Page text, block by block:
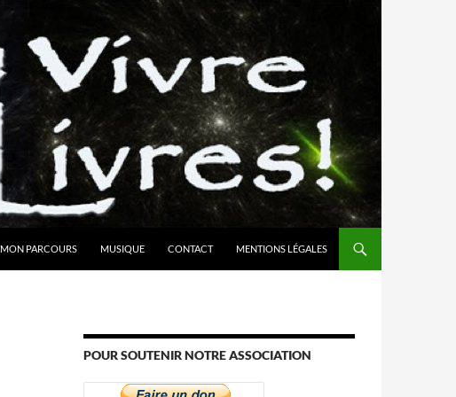
MON PARCOURS MUSIQUE CONTACT MENTIONS LÉGALES
POUR SOUTENIR NOTRE ASSOCIATION